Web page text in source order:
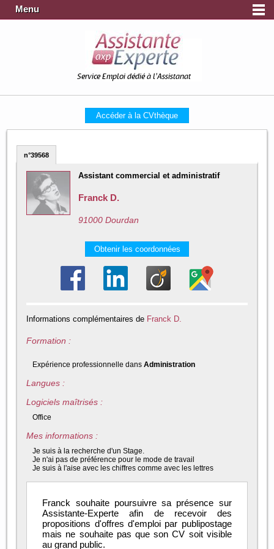
Menu
Service Emploi dédié à l'Assistanat
Accéder à la CVthèque
n°39568
Assistant commercial et administratif
Franck D.
91000 Dourdan
Obtenir les coordonnées
Informations complémentaires de Franck D.
Formation :
Expérience professionnelle dansAdministration
Langues :
Logiciels maîtrisés :
Office
Mes informations :
Je suis à la recherche d'un Stage.
Je n'ai pas de préférence pour le mode de travail
Je suis à l'aise avec les chiffres comme avec les lettres
Franck souhaite poursuivre sa présence sur
Assistante-Experte afin de recevoir des
propositions d'offres d'emploi par publipostage
mais ne souhaite pas que son CV soit visible
au grand public.